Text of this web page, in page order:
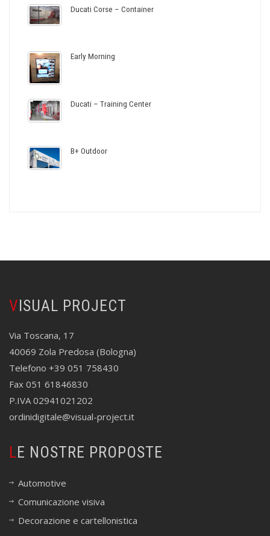
Ducati Corse – Container
Early Morning
Ducati – Training Center
B+ Outdoor
VISUAL PROJECT
Via Toscana, 17
40069 Zola Predosa (Bologna)
Telefono +39 051 758430
Fax 051 61846830
P.IVA 02941021202
ordinidigitale@visual-project.it
LE NOSTRE PROPOSTE
Automotive
Comunicazione visiva
Decorazione e cartellonistica